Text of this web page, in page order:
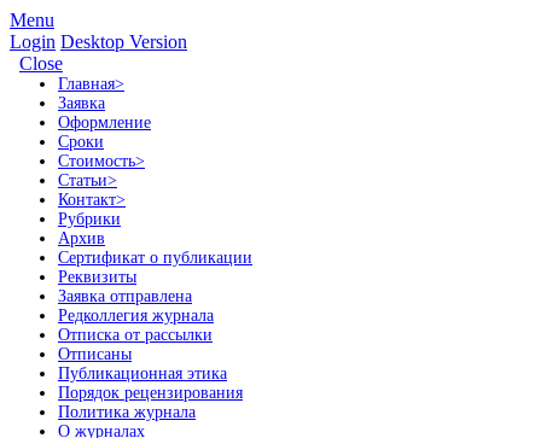
Menu
Login Desktop Version
Close
Главная>
Заявка
Оформление
Сроки
Стоимость>
Статьи>
Контакт>
Рубрики
Архив
Сертификат о публикации
Реквизиты
Заявка отправлена
Редколлегия журнала
Отписка от рассылки
Отписаны
Публикационная этика
Порядок рецензирования
Политика журнала
О журналах